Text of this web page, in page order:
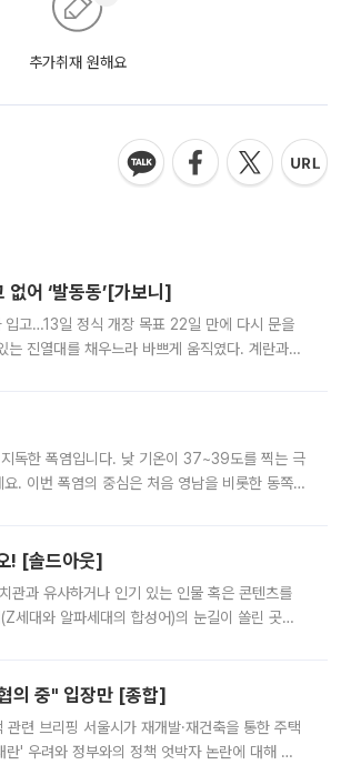
추가취재 원해요
어 ‘발동동’[가보니]
고…13일 정식 개장 목표 22일 만에 다시 문을
진열대를 채우느라 바쁘게 움직였다. 계란과
지독한 폭염입니다. 낮 기온이 37~39도를 찍는 극
. 이번 폭염의 중심은 처음 영남을 비롯한 동쪽
! [솔드아웃]
관과 유사하거나 인기 있는 인물 혹은 콘텐츠를
대와 알파세대의 합성어)의 눈길이 쏠린 곳은
의 중" 입장만 [종합]
련 브리핑 서울시가 재개발·재건축을 통한 주택
' 우려와 정부와의 정책 엇박자 논란에 대해 정